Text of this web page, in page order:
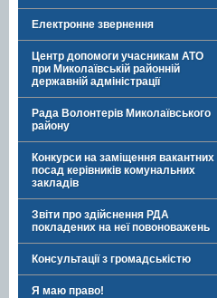
Електронне звернення
Центр допомоги учасникам АТО
при Миколаївській районній
державній адміністрації
Рада Волонтерів Миколаївського
району
Конкурси на заміщення вакантних
посад керівників комунальних
закладів
Звіти про здійснення РДА
покладених на неї повоноважень
Консультації з громадськістю
Я маю право!